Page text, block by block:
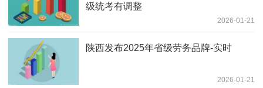
级统考有调整
2026-01-21
陕西发布2025年省级劳务品牌-实时
2026-01-21